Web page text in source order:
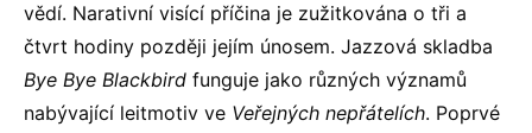
vědí. Narativní visící příčina je zužitkována o tři a
čtvrt hodiny později jejím únosem. Jazzová skladba
Bye Bye Blackbird funguje jako různých významů
nabývající leitmotiv ve Veřejných nepřátelích. Poprvé